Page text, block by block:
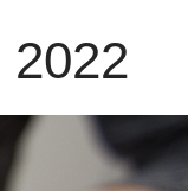
2022